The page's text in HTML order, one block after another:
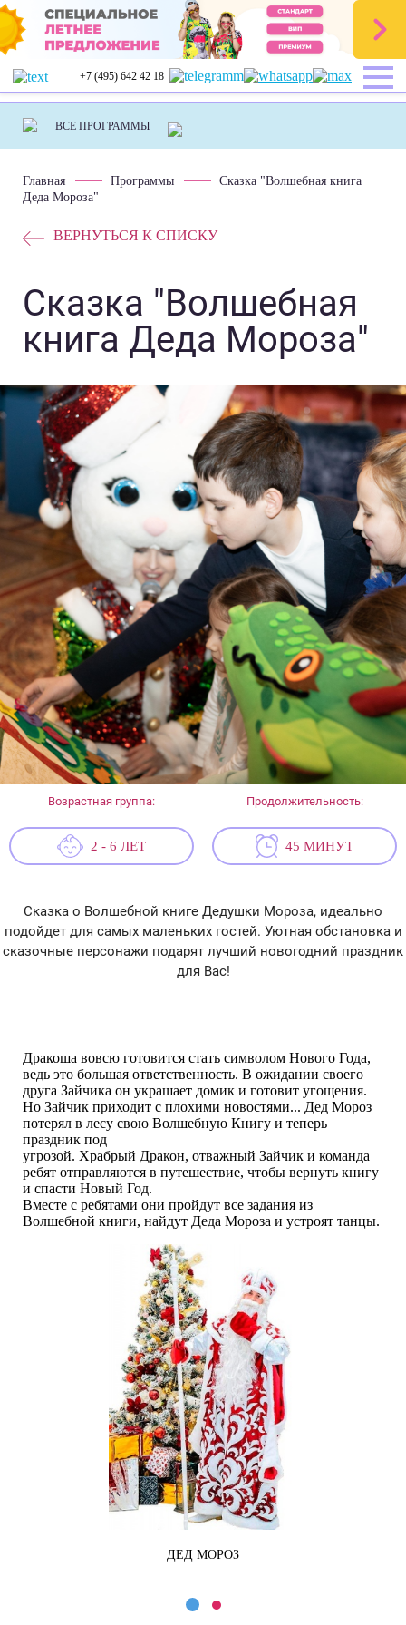
+7 (495) 642 42 18
Главная Программы
Сказка "Волшебная книга
Деда Мороза"
ВЕРНУТЬСЯ К СПИСКУ
Сказка "Волшебная
книга Деда Мороза"
Сказка о Волшебной книге Дедушки Мороза, идеально
подойдет для самых маленьких гостей. Уютная обстановка и
сказочные персонажи подарят лучший новогодний праздник
для Вас!
Возрастная группа:
2 - 6 ЛЕТ
Продолжительность:
45 МИНУТ
Дракоша вовсю готовится стать символом Нового Года,
ведь это большая ответственность. В ожидании своего
друга Зайчика он украшает домик и готовит угощения.
Но Зайчик приходит с плохими новостями... Дед Мороз
потерял в лесу свою Волшебную Книгу и теперь
праздник под
угрозой. Храбрый Дракон, отважный Зайчик и команда
ребят отправляются в путешествие, чтобы вернуть книгу
и спасти Новый Год.
Вместе с ребятами они пройдут все задания из
Волшебной книги, найдут Деда Мороза и устроят танцы.
ДЕД МОРОЗ